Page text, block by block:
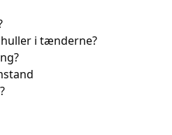
i tænderne?